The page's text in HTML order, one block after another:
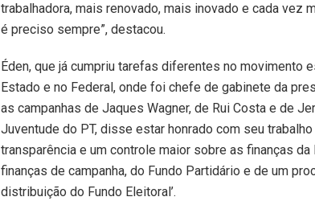
trabalhadora, mais renovado, mais inovado e cada vez
é preciso sempre”, destacou.
Éden, que já cumpriu tarefas diferentes no movimento
Estado e no Federal, onde foi chefe de gabinete da
as campanhas de Jaques Wagner, de Rui Costa e de
Juventude do PT, disse estar honrado com seu trabalho
transparência e um controle maior sobre as finanças
finanças de campanha, do Fundo Partidário e de um
distribuição do Fundo Eleitoral’.